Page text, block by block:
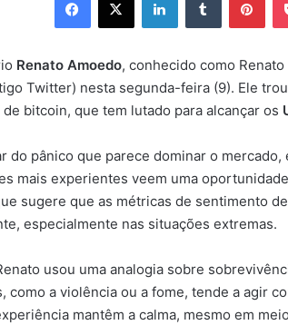
Renato Amoedo, conhecido como Renato
Twitter) nesta segunda-feira (9). Ele
bitcoin, que tem lutado para alcançar os
do pânico que parece dominar o
mais experientes veem uma
sugere que as métricas de sentimento
especialmente nas situações extremas.
usou uma analogia sobre
a violência ou a fome, tende a agir
mantêm a calma, mesmo em